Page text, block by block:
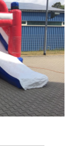
HLF
25